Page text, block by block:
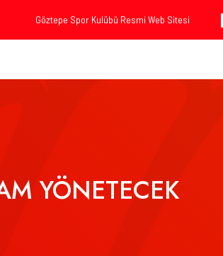
Göztepe Spor Kulübü Resmi Web Sitesi
YÖNETECEK